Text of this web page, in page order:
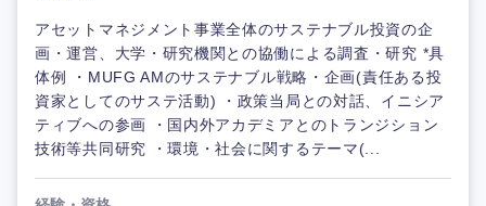
アセットマネジメント事業全体のサステナブル投資の企
画・運営、大学・研究機関との協働による調査・研究 *具
体例 ・MUFG AMのサステナブル戦略・企画(責任ある投
資家としてのサステ活動) ・政策当局との対話、イニシア
ティブへの参画 ・国内外アカデミアとのトランジション
技術等共同研究 ・環境・社会に関するテーマ(...